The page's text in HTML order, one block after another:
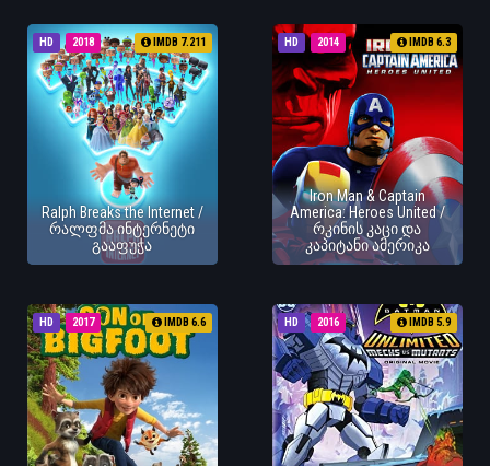
HD 2018 IMDB 7.211
Ralph Breaks the Internet /
რალფმა ინტერნეტი
გააფუჭა
HD 2014 IMDB 6.3
Iron Man & Captain
America: Heroes United /
რკინის კაცი და
კაპიტანი ამერიკა
HD 2017 IMDB 6.6 HD 2016 IMDB 5.9